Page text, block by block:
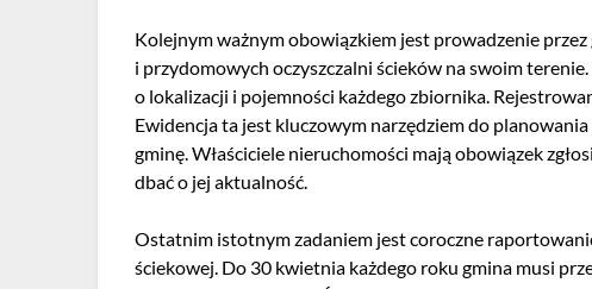
Kolejnym ważnym obowiązkiem jest prowadzenie
i przydomowych oczyszczalni ścieków na swoim
o lokalizacji i pojemności każdego zbiornika.
Ewidencja ta jest kluczowym narzędziem do
gminę. Właściciele nieruchomości mają obowiązek
dbać o jej aktualność.
Ostatnim istotnym zadaniem jest coroczne
ściekowej. Do 30 kwietnia każdego roku gmina musi